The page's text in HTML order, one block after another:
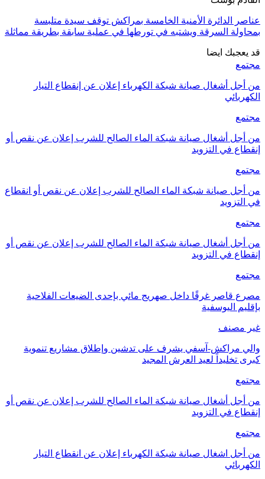
عناصر الدائرة الأمنية الخامسة بمراكش توقف سيدة متلبسة
بمحاولة السرقة ويشتبه في تورطها في عملية سابقة بطريقة مماثلة
قد يعجبك ايضا
مجتمع
من أجل أشغال صيانة شبكة الكهرباء إعلان عن إنقطاع التيار
الكهربائي
مجتمع
من أجل أشغال صيانة شبكة الماء الصالح للشرب إعلان عن نقص أو
إنقطاع في التزويد
مجتمع
من أجل صيانة شبكة الماء الصالح للشرب إعلان عن نقص أو انقطاع
في التزويد
مجتمع
من أجل أشغال صيانة شبكة الماء الصالح للشرب إعلان عن نقص أو
إنقطاع في التزويد
مجتمع
مصرع قاصر غرقًا داخل صهريج مائي بإحدى الضيعات الفلاحية
بإقليم اليوسفية
غير مصنف
والي مراكش-آسفي يشرف على تدشين وإطلاق مشاريع تنموية
كبرى تخليداً لعيد العرش المجيد
مجتمع
من أجل أشغال صيانة شبكة الماء الصالح للشرب إعلان عن نقص أو
إنقطاع في التزويد
مجتمع
من أجل اشغال صيانة شبكة الكهرباء إعلان عن انقطاع التيار
الكهربائي